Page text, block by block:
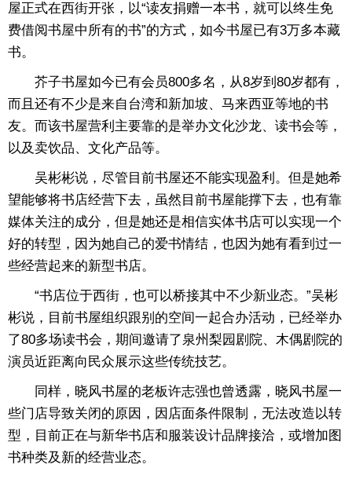
屋正式在西街开张，以“读友捐赠一本书，就可以终生免
费借阅书屋中所有的书”的方式，如今书屋已有3万多本藏
书。
芥子书屋如今已有会员800多名，从8岁到80岁都有，
而且还有不少是来自台湾和新加坡、马来西亚等地的书
友。而该书屋营利主要靠的是举办文化沙龙、读书会等，
以及卖饮品、文化产品等。
吴彬彬说，尽管目前书屋还不能实现盈利。但是她希
望能够将书店经营下去，虽然目前书屋能撑下去，也有靠
媒体关注的成分，但是她还是相信实体书店可以实现一个
好的转型，因为她自己的爱书情结，也因为她有看到过一
些经营起来的新型书店。
“书店位于西街，也可以桥接其中不少新业态。”吴彬
彬说，目前书屋组织跟别的空间一起合办活动，已经举办
了80多场读书会，期间邀请了泉州梨园剧院、木偶剧院的
演员近距离向民众展示这些传统技艺。
同样，晓风书屋的老板许志强也曾透露，晓风书屋一
些门店导致关闭的原因，因店面条件限制，无法改造以转
型，目前正在与新华书店和服装设计品牌接洽，或增加图
书种类及新的经营业态。